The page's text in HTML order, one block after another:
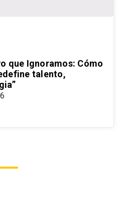
que Ignoramos: Cómo
talento,